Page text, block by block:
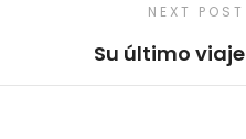
NEXT POST
Su último viaje